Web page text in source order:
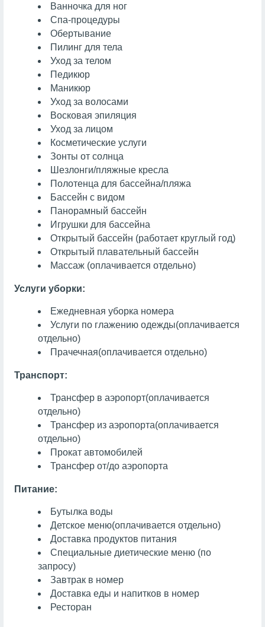
Ванночка для ног
Спа-процедуры
Обертывание
Пилинг для тела
Уход за телом
Педикюр
Маникюр
Уход за волосами
Восковая эпиляция
Уход за лицом
Косметические услуги
Зонты от солнца
Шезлонги/пляжные кресла
Полотенца для бассейна/пляжа
Бассейн с видом
Панорамный бассейн
Игрушки для бассейна
Открытый бассейн (работает круглый год)
Открытый плавательный бассейн
Массаж (оплачивается отдельно)
Услуги уборки:
Ежедневная уборка номера
Услуги по глажению одежды(оплачивается
отдельно)
Прачечная(оплачивается отдельно)
Транспорт:
Трансфер в аэропорт(оплачивается
отдельно)
Трансфер из аэропорта(оплачивается
отдельно)
Прокат автомобилей
Трансфер от/до аэропорта
Питание:
Бутылка воды
Детское меню(оплачивается отдельно)
Доставка продуктов питания
Специальные диетические меню (по
запросу)
Завтрак в номер
Доставка еды и напитков в номер
Ресторан